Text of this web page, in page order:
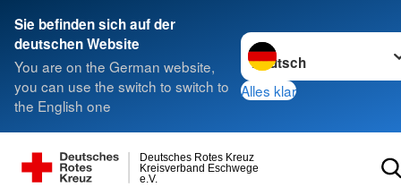
Sie befinden sich auf der
deutschen Website
You are on the German website,
you can use the switch to switch to
the English one
Sprache wechseln zu
Alles klar
e.V.
Kreisverband Eschwege
Deutsches Rotes Kreuz